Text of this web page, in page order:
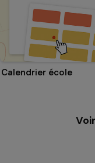
Calendrier école